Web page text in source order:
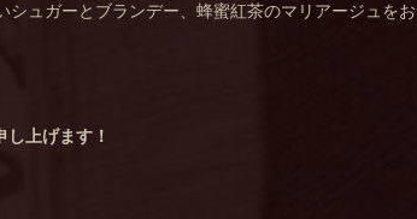
シュガーとブランデー、蜂蜜紅茶のマリアージュをお
上げます！